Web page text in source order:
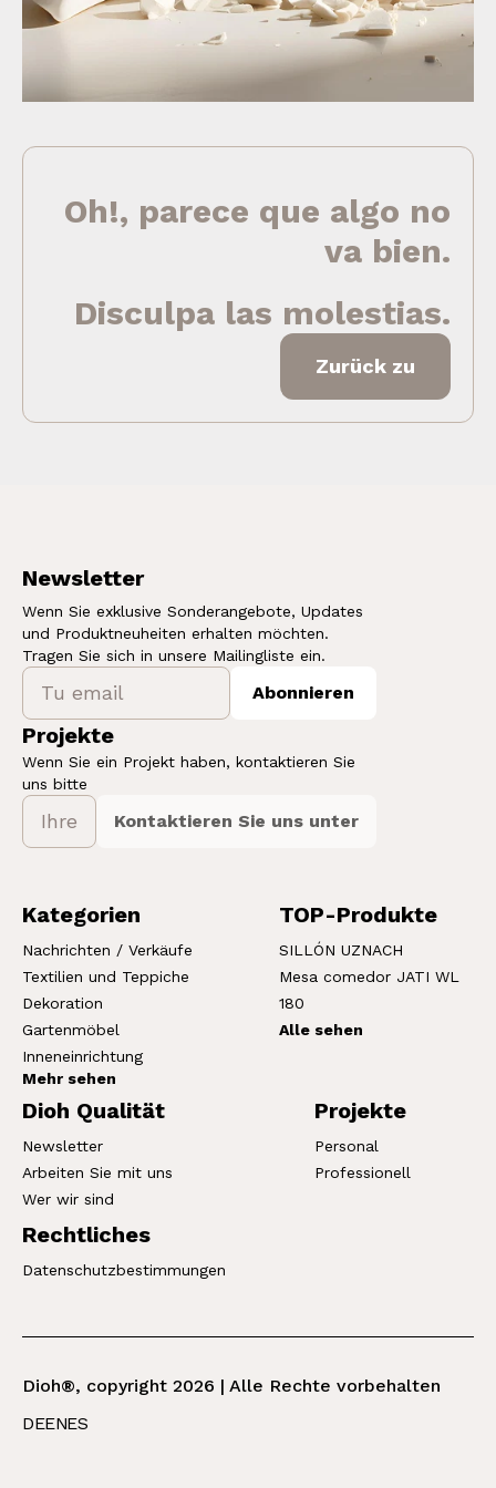
Oh!, parece que algo no
va bien.
Disculpa las molestias.
Zurück zu
Newsletter
Wenn Sie exklusive Sonderangebote, Updates
und Produktneuheiten erhalten möchten.
Tragen Sie sich in unsere Mailingliste ein.
Abonnieren
Projekte
Wenn Sie ein Projekt haben, kontaktieren Sie
uns bitte
Kontaktieren Sie uns unter
Kategorien
Nachrichten / Verkäufe
Textilien und Teppiche
Dekoration
Gartenmöbel
Inneneinrichtung
Mehr sehen
TOP-Produkte
SILLÓN UZNACH
Mesa comedor JATI WL
180
Alle sehen
Dioh Qualität
Newsletter
Arbeiten Sie mit uns
Wer wir sind
Projekte
Personal
Professionell
Rechtliches
Datenschutzbestimmungen
Dioh®, copyright 2026 | Alle Rechte vorbehalten
DEENES